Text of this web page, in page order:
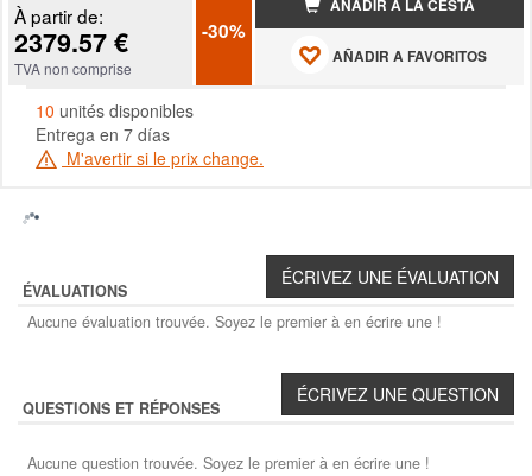
À partir de:
2379.57 €
TVA non comprise
-30%
AÑADIR A LA CESTA
AÑADIR A FAVORITOS
10 unités disponibles
Entrega en 7 días
M'avertir si le prix change.
ÉVALUATIONS
Aucune évaluation trouvée. Soyez le premier à en écrire une !
QUESTIONS ET RÉPONSES
Aucune question trouvée. Soyez le premier à en écrire une !